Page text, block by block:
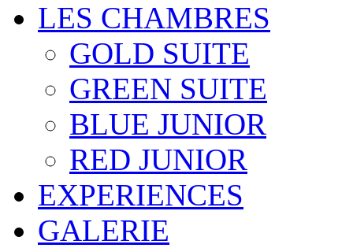
LES CHAMBRES
GOLD SUITE
GREEN SUITE
BLUE JUNIOR
RED JUNIOR
EXPERIENCES
GALERIE